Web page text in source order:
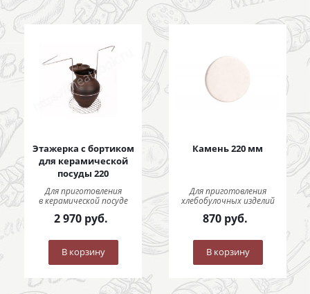
Этажерка с бортиком
для керамической
посуды 220
Для приготовления
в керамической посуде
2 970руб.
В корзину
Камень 220 мм
Для приготовления
хлебобулочных изделий
870 руб.
В корзину